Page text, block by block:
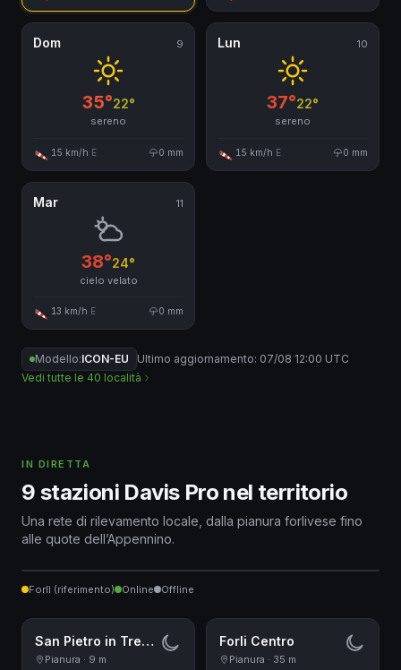
Dom 9
35°22°
sereno
15 km/h E 0 mm
Lun 10
37°22°
sereno
15 km/h E 0 mm
Mar 11
38°24°
cielo velato
13 km/h E 0 mm
Modello:ICON-EU
Ultimo aggiornamento: 07/08 12:00 UTC
Vedi tutte le 40 località
IN DIRETTA
9 stazioni Davis Pro nel territorio
Una rete di rilevamento locale, dalla pianura forlivese fino
alle quote dell’Appennino.
San Pietro in Trento
Forli Centro29°
San Varano27°
Predappio
San Savino di Modigliana
Passo della Colla25°
2
Campigna · Passo della Calla22°
Romagna · 9 stazioni Davis
Forlì (riferimento) Online Offline
San Pietro in Trento
Pianura · 9 m
Forli Centro
Pianura · 35 m